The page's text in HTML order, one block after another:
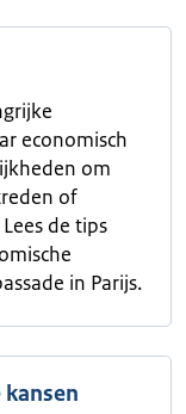
economisch
om
of
de tips
in Parijs.